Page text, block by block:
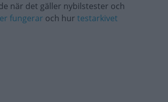
när det gäller nybilstester och
fungerar och hur testarkivet